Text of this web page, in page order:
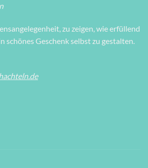
zu zeigen, wie erfüllend
schönes Geschenk selbst zu gestalten.